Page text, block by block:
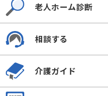
老人ホーム診断
相談する
介護ガイド